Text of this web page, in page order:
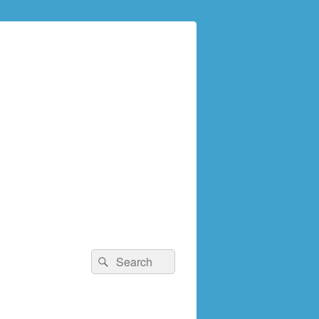
検
索:
検
索